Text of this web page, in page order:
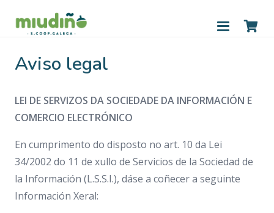
Aviso legal
LEI DE SERVIZOS DA SOCIEDADE DA INFORMACIÓN E
COMERCIO ELECTRÓNICO
En cumprimento do disposto no art. 10 da Lei
34/2002 do 11 de xullo de Servicios de la Sociedad de
la Información (L.S.S.I.), dáse a coñecer a seguinte
Información Xeral: